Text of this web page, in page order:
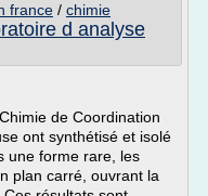
france / chimie
d analyse
de Coordination
ont synthétisé et isolé
une forme rare, les
plan carré, ouvrant la